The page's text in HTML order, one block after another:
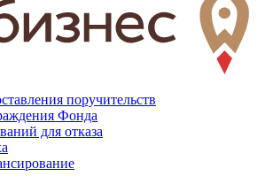
поручительств
Фонда
для отказа